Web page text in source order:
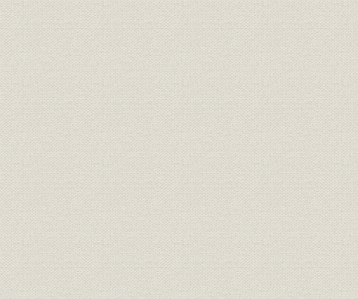
日本電気工芸委員会と共同設置の委員会
各支部設置の委員会
第三節 資料蒐集
第四節 規格統一
第五節 出版物
第四章 建議、陳情、答申
第一節 建議及陳情
電気事業法其他関係法規に付
電気工作物施設上の諸問題に付